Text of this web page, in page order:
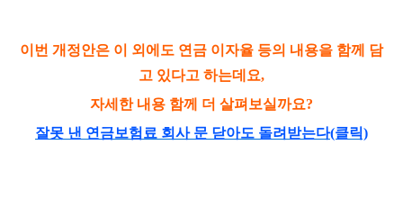
이번 개정안은 이 외에도 연금 이자율 등의 내용을 함께 담
고 있다고 하는데요,
자세한 내용 함께 더 살펴보실까요?
잘못 낸 연금보험료 회사 문 닫아도 돌려받는다(클릭)